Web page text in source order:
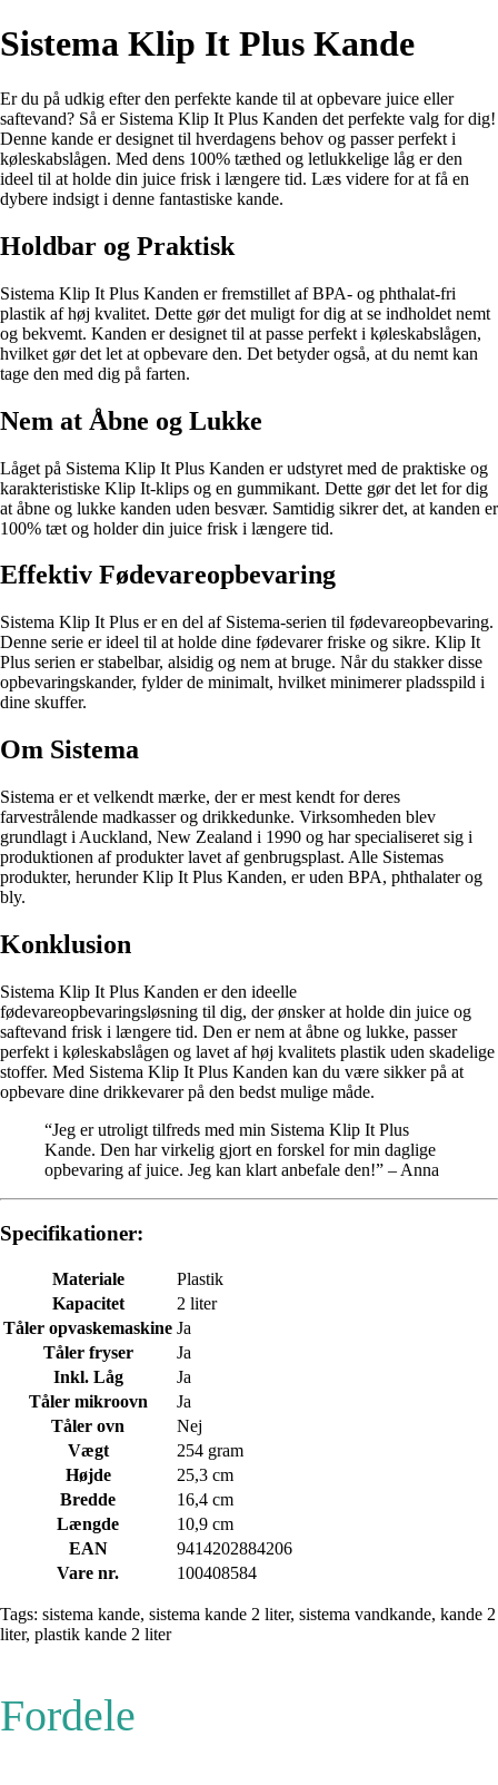
Sistema Klip It Plus Kande
Er du på udkig efter den perfekte kande til at opbevare juice eller
saftevand? Så er Sistema Klip It Plus Kanden det perfekte valg for dig!
Denne kande er designet til hverdagens behov og passer perfekt i
køleskabslågen. Med dens 100% tæthed og letlukkelige låg er den
ideel til at holde din juice frisk i længere tid. Læs videre for at få en
dybere indsigt i denne fantastiske kande.
Holdbar og Praktisk
Sistema Klip It Plus Kanden er fremstillet af BPA- og phthalat-fri
plastik af høj kvalitet. Dette gør det muligt for dig at se indholdet nemt
og bekvemt. Kanden er designet til at passe perfekt i køleskabslågen,
hvilket gør det let at opbevare den. Det betyder også, at du nemt kan
tage den med dig på farten.
Nem at Åbne og Lukke
Låget på Sistema Klip It Plus Kanden er udstyret med de praktiske og
karakteristiske Klip It-klips og en gummikant. Dette gør det let for dig
at åbne og lukke kanden uden besvær. Samtidig sikrer det, at kanden er
100% tæt og holder din juice frisk i længere tid.
Effektiv Fødevareopbevaring
Sistema Klip It Plus er en del af Sistema-serien til fødevareopbevaring.
Denne serie er ideel til at holde dine fødevarer friske og sikre. Klip It
Plus serien er stabelbar, alsidig og nem at bruge. Når du stakker disse
opbevaringskander, fylder de minimalt, hvilket minimerer pladsspild i
dine skuffer.
Om Sistema
Sistema er et velkendt mærke, der er mest kendt for deres
farvestrålende madkasser og drikkedunke. Virksomheden blev
grundlagt i Auckland, New Zealand i 1990 og har specialiseret sig i
produktionen af produkter lavet af genbrugsplast. Alle Sistemas
produkter, herunder Klip It Plus Kanden, er uden BPA, phthalater og
bly.
Konklusion
Sistema Klip It Plus Kanden er den ideelle
fødevareopbevaringsløsning til dig, der ønsker at holde din juice og
saftevand frisk i længere tid. Den er nem at åbne og lukke, passer
perfekt i køleskabslågen og lavet af høj kvalitets plastik uden skadelige
stoffer. Med Sistema Klip It Plus Kanden kan du være sikker på at
opbevare dine drikkevarer på den bedst mulige måde.
“Jeg er utroligt tilfreds med min Sistema Klip It Plus
Kande. Den har virkelig gjort en forskel for min daglige
opbevaring af juice. Jeg kan klart anbefale den!” – Anna
Specifikationer:
Materiale
Plastik
Kapacitet
2 liter
Tåler opvaskemaskine Ja
Tåler fryser
Ja
Inkl. Låg
Ja
Tåler mikroovn
Ja
Tåler ovn
Nej
Vægt
254 gram
Højde
25,3 cm
Bredde
16,4 cm
Længde
10,9 cm
EAN
9414202884206
Vare nr.
100408584
Tags: sistema kande, sistema kande 2 liter, sistema vandkande, kande 2
liter, plastik kande 2 liter
Fordele